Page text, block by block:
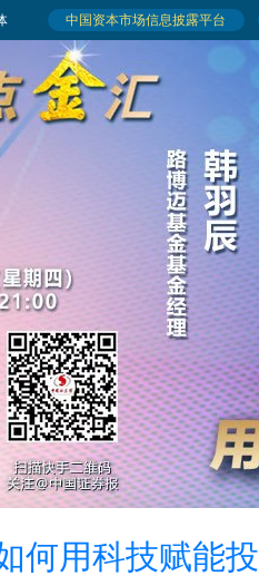
何用科技赋能